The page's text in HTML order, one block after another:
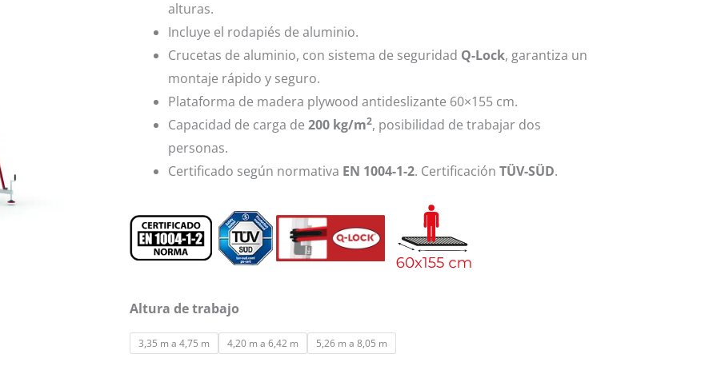
alturas.
Incluye el rodapiés de aluminio.
Crucetas de aluminio, con sistema de seguridad Q-Lock, garantiza un
montaje rápido y seguro.
Plataforma de madera plywood antideslizante 60×155 cm.
Capacidad de carga de 200 kg/m2, posibilidad de trabajar dos
personas.
Certificado según normativa EN 1004-1-2. Certificación TÜV-SÜD.
Altura de trabajo
3,35 m a 4,75 m 4,20 m a 6,42 m 5,26 m a 8,05 m
Andamio
regulable
de